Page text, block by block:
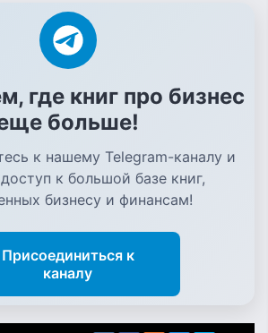
где книг про бизнес
больше!
к нашему Telegram-каналу и
к большой базе книг,
бизнесу и финансам!
Присоединиться к
каналу